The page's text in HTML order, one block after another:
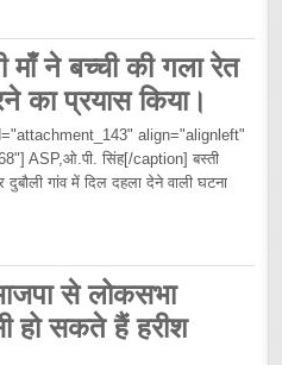
माँ ने बच्ची की गला रेत
का प्रयास किया।
align="alignleft"
ASP,ओ.पी. सिंह[/caption] बस्ती
गांव में दिल दहला देने वाली घटना
से लोकसभा
हो सकते हैं हरीश